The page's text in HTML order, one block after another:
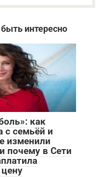
интересно
как
с семьёй и
изменили
почему в Сети